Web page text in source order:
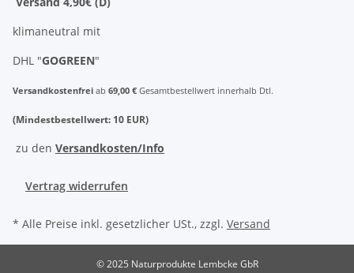
klimaneutral mit
DHL "GOGREEN"
Versandkostenfrei ab 69,00 € Gesamtbestellwert innerhalb Dtl.
(Mindestbestellwert: 10 EUR)
zu den Versandkosten/Info
Vertrag widerrufen
* Alle Preise inkl. gesetzlicher USt., zzgl. Versand
© 2025 Naturprodukte Lembcke GbR